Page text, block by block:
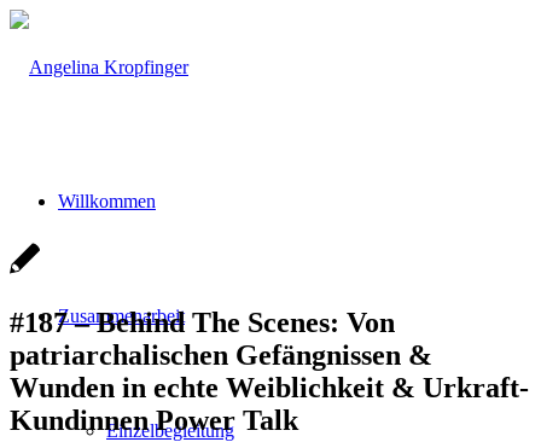
Willkommen
Zusammenarbeit
Einzelbegleitung
#187 – Behind The Scenes: Von
patriarchalischen Gefängnissen &
Wunden in echte Weiblichkeit & Urkraft-
Kundinnen Power Talk